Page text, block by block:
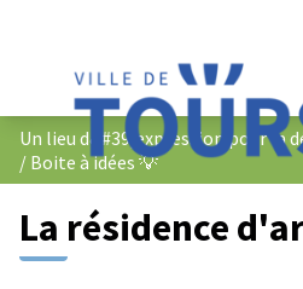
/ Boite à idées 💡
La résidence